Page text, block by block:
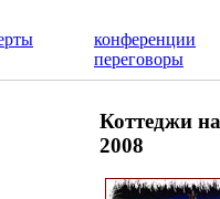
конференции
переговоры
Коттеджи
2008